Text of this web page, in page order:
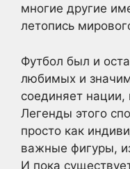
многие другие
летопись
Футбол был и
любимых и
соединяет нации,
Легенды этого
просто как
важные фигуры,
И пока